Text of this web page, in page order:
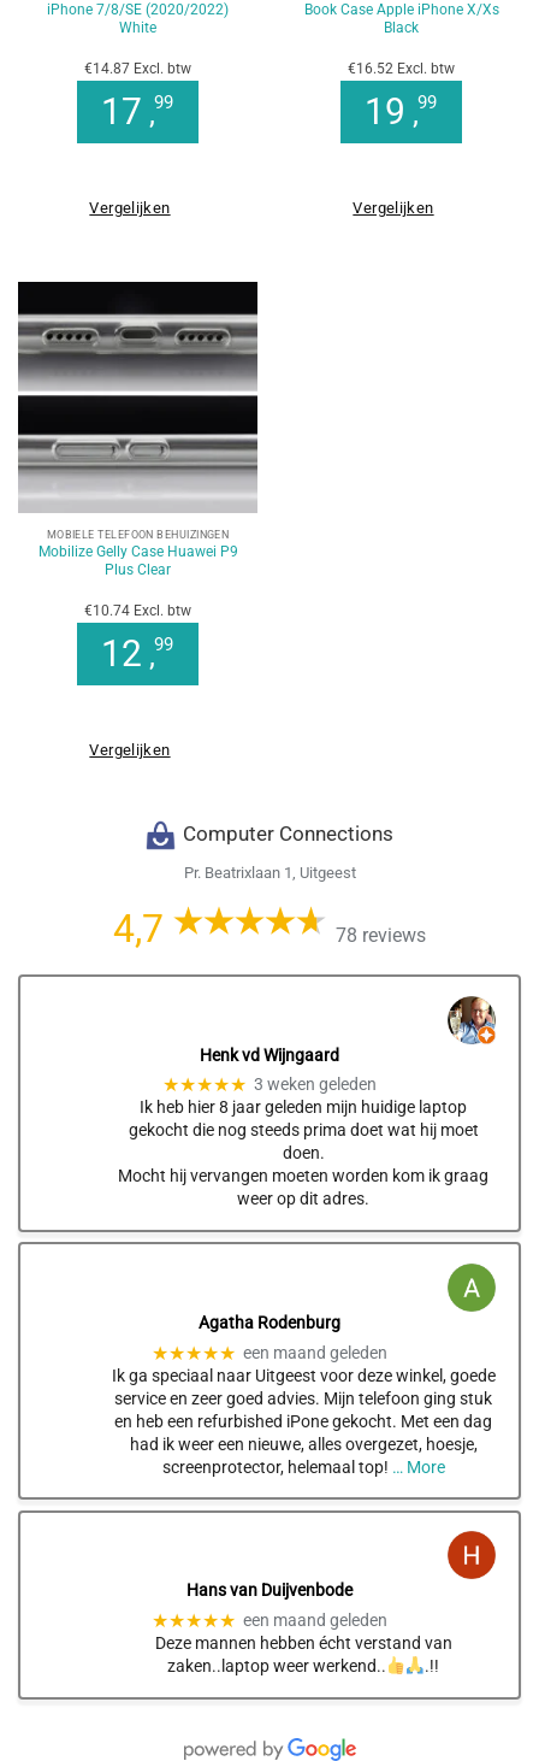
iPhone 7/8/SE (2020/2022)
White
€14.87 Excl. btw
17 ,99
Vergelijken
Book Case Apple iPhone X/Xs
Black
€16.52 Excl. btw
19 ,99
Vergelijken
MOBIELE TELEFOON BEHUIZINGEN
Mobilize Gelly Case Huawei P9
Plus Clear
€10.74 Excl. btw
12 ,99
Vergelijken
Computer Connections
Pr. Beatrixlaan 1, Uitgeest
4,7 78 reviews
Henk vd Wijngaard
★★★★★ 3 weken geleden
Ik heb hier 8 jaar geleden mijn huidige laptop
gekocht die nog steeds prima doet wat hij moet
doen.
Mocht hij vervangen moeten worden kom ik graag
weer op dit adres.
Agatha Rodenburg
★★★★★ een maand geleden
Ik ga speciaal naar Uitgeest voor deze winkel, goede
service en zeer goed advies. Mijn telefoon ging stuk
en heb een refurbished iPone gekocht. Met een dag
had ik weer een nieuwe, alles overgezet, hoesje,
screenprotector, helemaal top! … More
Hans van Duijvenbode
★★★★★ een maand geleden
Deze mannen hebben écht verstand van
zaken..laptop weer werkend..
.!!